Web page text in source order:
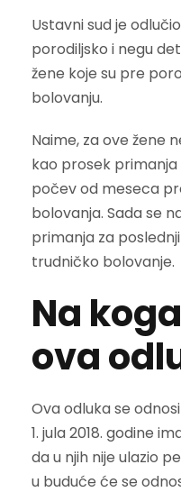
Ustavni sud je
porodiljsko i negu
žene koje su pre
bolovanju.
Naime, za ove žene
kao prosek primanja
počev od meseca
bolovanja. Sada se
primanja za
trudničko bolovanje.
Na
ova
Ova odluka se
1. jula 2018. godine
da u njih nije ulazio
u buduće će se